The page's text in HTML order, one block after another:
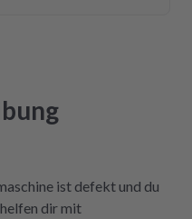
war dank der
ist defekt und du
dir mit